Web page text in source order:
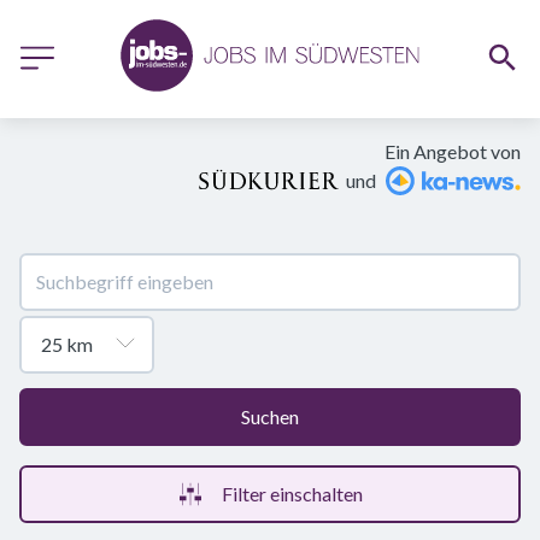
Ein Angebot von
und
Suchen
Filter einschalten